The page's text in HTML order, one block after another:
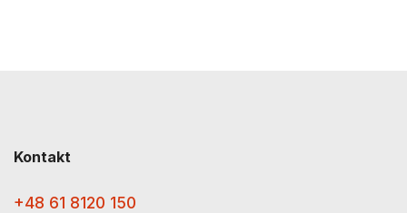
Kontakt
+48 61 8120 150